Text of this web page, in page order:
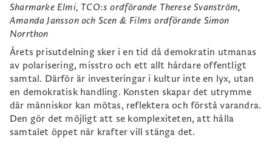
Sharmarke Elmi, TCO:s ordförande Therese Svanström,
Amanda Jansson och Scen & Films ordförande Simon
Norrthon
Årets prisutdelning sker i en tid då demokratin utmanas
av polarisering, misstro och ett allt hårdare offentligt
samtal. Därför är investeringar i kultur inte en lyx, utan
en demokratisk handling. Konsten skapar det utrymme
där människor kan mötas, reflektera och förstå varandra.
Den gör det möjligt att se komplexiteten, att hålla
samtalet öppet när krafter vill stänga det.